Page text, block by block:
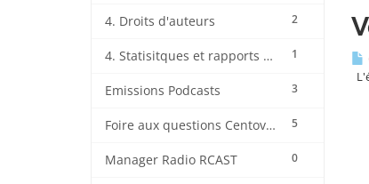
2
4. Droits d'auteurs
1
4. Statisitques et rapports CentovaCast
3
Emissions Podcasts
5
Foire aux questions CentovaCast
0
Manager Radio RCAST